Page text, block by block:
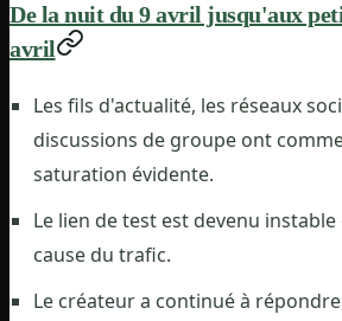
De la nuit du 9 avril jusqu'aux
avril
Les fils d'actualité, les réseaux
discussions de groupe ont
saturation évidente.
Le lien de test est devenu instable
cause du trafic.
Le créateur a continué à